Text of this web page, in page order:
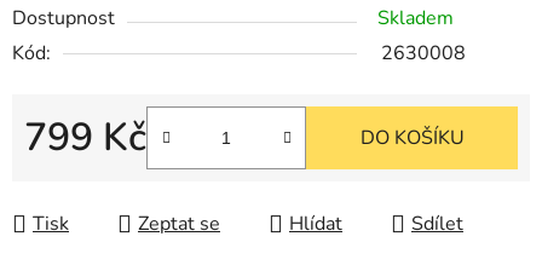
Dostupnost
Skladem
Kód:
2630008
799 Kč DO KOŠÍKU
Tisk Zeptat se Hlídat Sdílet